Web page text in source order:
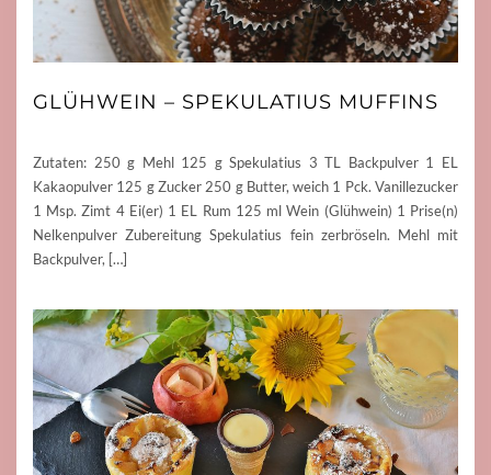
GLÜHWEIN – SPEKULATIUS MUFFINS
Zutaten: 250 g Mehl 125 g Spekulatius 3 TL Backpulver 1 EL
Kakaopulver 125 g Zucker 250 g Butter, weich 1 Pck. Vanillezucker
1 Msp. Zimt 4 Ei(er) 1 EL Rum 125 ml Wein (Glühwein) 1 Prise(n)
Nelkenpulver Zubereitung Spekulatius fein zerbröseln. Mehl mit
Backpulver, […]